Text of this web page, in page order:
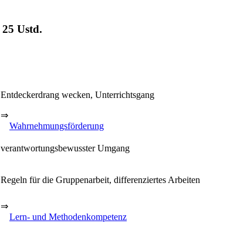
25 Ustd.
Entdeckerdrang wecken, Unterrichtsgang
⇒
Wahrnehmungsförderung
verantwortungsbewusster Umgang
Regeln für die Gruppenarbeit, differenziertes Arbeiten
⇒
Lern- und Methodenkompetenz